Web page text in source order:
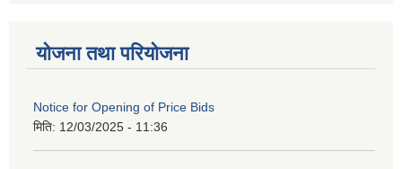
योजना तथा परियोजना
Notice for Opening of Price Bids
मिति: 12/03/2025 - 11:36